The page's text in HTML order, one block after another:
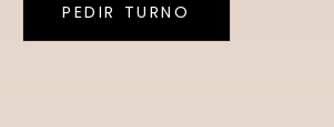
PEDIR TURNO